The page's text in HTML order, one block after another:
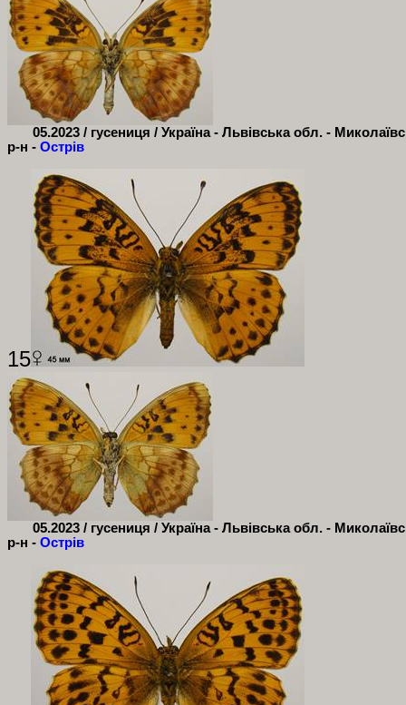
05.2023 / гусениця / Україна - Львівська обл. -
р-н - Острів
15
05.2023 / гусениця / Україна - Львівська обл. -
р-н - Острів